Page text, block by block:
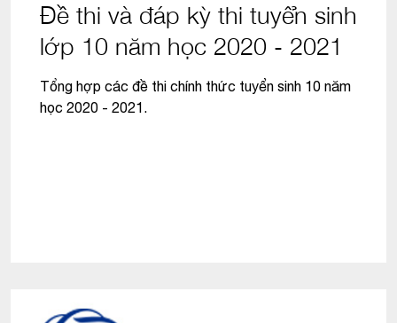
Đề thi và đáp kỳ thi tuyển sinh
lớp 10 năm học 2020 - 2021
Tổng hợp các đề thi chính thức tuyển sinh 10 năm
học 2020 - 2021.